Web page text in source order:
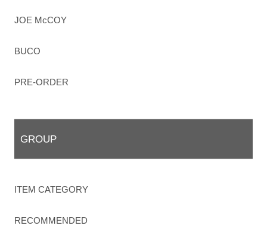
JOE McCOY
BUCO
PRE-ORDER
GROUP
ITEM CATEGORY
RECOMMENDED